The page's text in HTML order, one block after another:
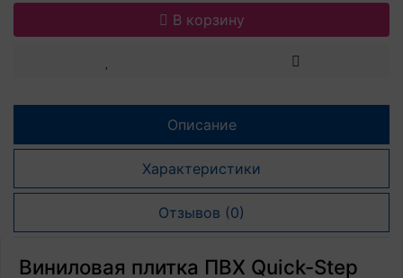
В корзину
Описание
Характеристики
Отзывов (0)
Виниловая плитка ПВХ Quick-Step